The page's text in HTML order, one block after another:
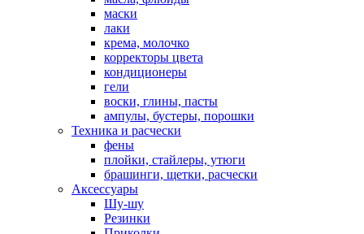
маски
лаки
крема, молочко
корректоры цвета
кондиционеры
гели
воски, глины, пасты
ампулы, бустеры, порошки
Техника и расчески
фены
плойки, стайлеры, утюги
брашинги, щетки, расчески
Аксессуары
Шу-шу
Резинки